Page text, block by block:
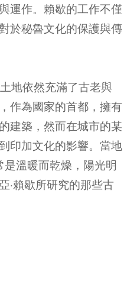
運作。賴歇的工作不僅
於秘魯文化的保護與傳
地依然充滿了古老與
作為國家的首都，擁有
建築，然而在城市的某
印加文化的影響。當地
溫暖而乾燥，陽光明
·賴歇所研究的那些古